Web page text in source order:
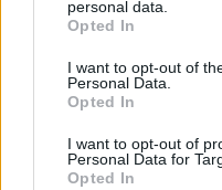
personal data.
Opted In
I want to opt-out of
Personal Data.
Opted In
I want to opt-out of
Personal Data for
Opted In
και τα τέσσερα σενάρια
8 Αυγούστου, 2026
«Θέλω τον πατέρα μου»:
8 Αυγούστου, 2026